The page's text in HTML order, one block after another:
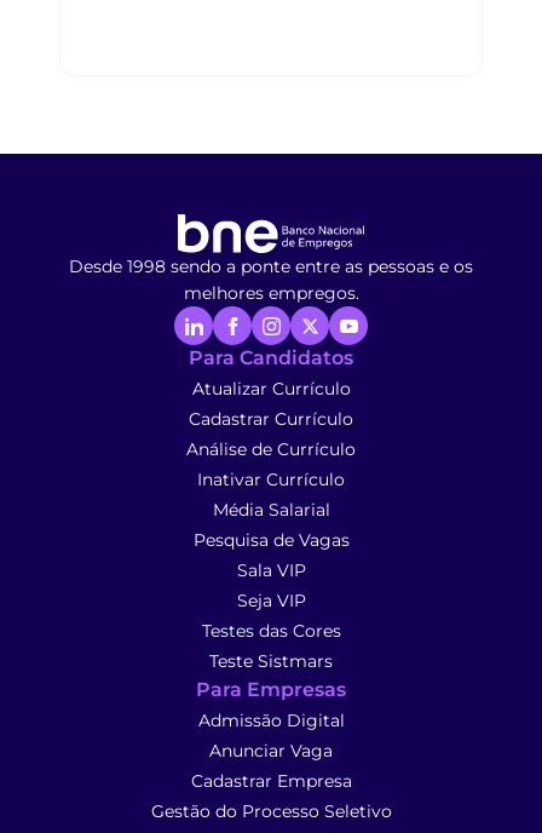
Desde 1998 sendo a ponte entre as pessoas e os
melhores empregos.
Para Candidatos
Atualizar Currículo
Cadastrar Currículo
Análise de Currículo
Inativar Currículo
Média Salarial
Pesquisa de Vagas
Sala VIP
Seja VIP
Testes das Cores
Teste Sistmars
Para Empresas
Admissão Digital
Anunciar Vaga
Cadastrar Empresa
Gestão do Processo Seletivo